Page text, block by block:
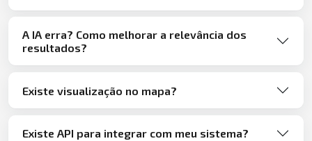
A IA erra? Como melhorar a relevância dos
resultados?
Existe visualização no mapa?
Existe API para integrar com meu sistema?